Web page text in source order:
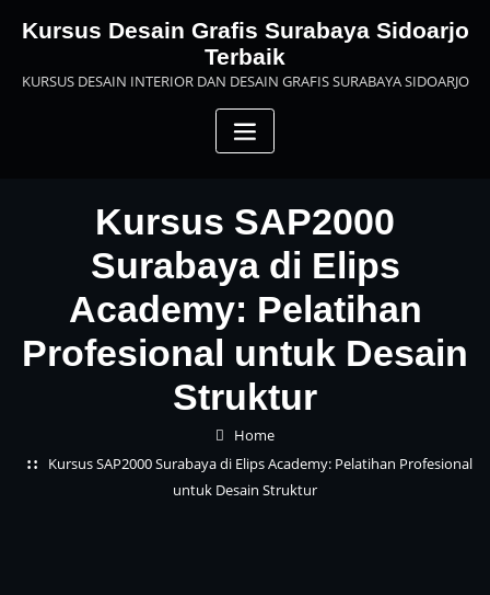
Kursus Desain Grafis Surabaya Sidoarjo
Terbaik
KURSUS DESAIN INTERIOR DAN DESAIN GRAFIS SURABAYA SIDOARJO
Kursus SAP2000
Surabaya di Elips
Academy: Pelatihan
Profesional untuk Desain
Struktur
Home
Kursus SAP2000 Surabaya di Elips Academy: Pelatihan Profesional
untuk Desain Struktur